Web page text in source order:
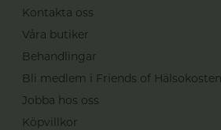
Kontakta oss
Våra butiker
Behandlingar
Bli medlem i Friends of Hälsokosten
Jobba hos oss
Köpvillkor